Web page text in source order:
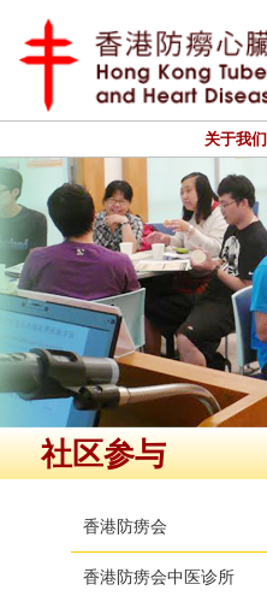
关于我们
社区参与
香港防痨会
香港防痨会中医诊所